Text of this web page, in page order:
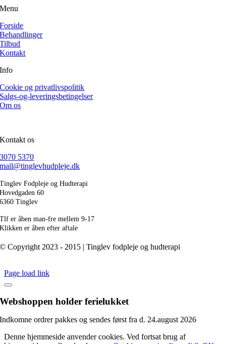
Menu
Forside
Behandlinger
Tilbud
Kontakt
Info
Cookie og privatlivspolitik
Salgs-og-leveringsbetingelser
Om os
Kontakt os
3070 5370
mail@tinglevhudpleje.dk
Tinglev Fodpleje og Hudterapi
Hovedgaden 60
6360 Tinglev
Tlf er åben man-fre mellem 9-17
Klikken er åben efter aftale
© Copyright 2023 - 2015 | Tinglev fodpleje og hudterapi
Page load link
Webshoppen holder ferielukket
Indkomne ordrer pakkes og sendes først fra d. 24.august 2026
Denne hjemmeside anvender cookies. Ved fortsat brug af